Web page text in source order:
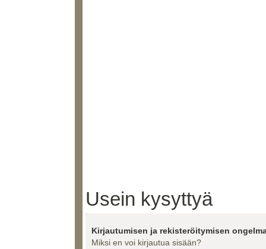
Usein kysyttyä
Kirjautumisen ja rekisteröitymisen
Miksi en voi kirjautua sisään?